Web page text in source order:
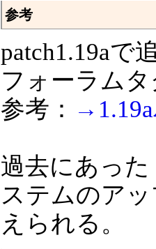
参考
patch1.19aで
フォーラム
参考：
過去にあった
ステムのア
えられる。